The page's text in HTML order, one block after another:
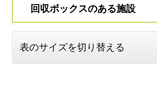
回収ボックスのある施設
表のサイズを切り替える